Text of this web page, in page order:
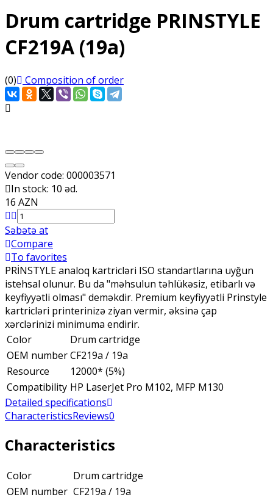
Drum cartridge PRINSTYLE
CF219A (19a)
(0) Composition of order
Vendor code: 000003571
In stock: 10 əd.
16 AZN
Səbətə at
Compare
To favorites
PRİNSTYLE analoq kartricləri ISO standartlarına uyğun
istehsal olunur. Bu da "məhsulun təhlükəsiz, etibarlı və
keyfiyyətli olması" deməkdir. Premium keyfiyyətli Prinstyle
kartricləri printerinizə ziyan vermir, əksinə çap
xərclərinizi minimuma endirir.
Color
Drum cartridge
OEM numberCF219a / 19a
Resource
12000* (5%)
Compatibility HP LaserJet Pro M102, MFP M130
Detailed specifications
CharacteristicsReviews0
Characteristics
Color
Drum cartridge
OEM number CF219a / 19a